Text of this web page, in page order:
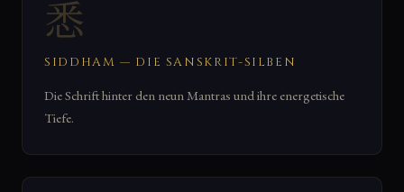
悉
SIDDHAM — DIE SANSKRIT-SILBEN
Die Schrift hinter den neun Mantras und ihre energetische
Tiefe.